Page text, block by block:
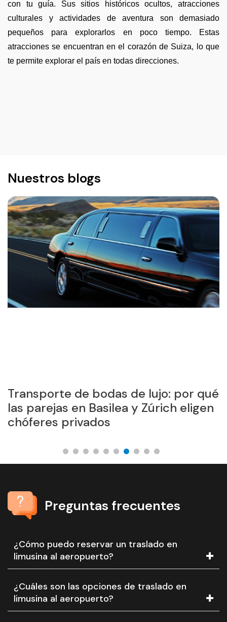
con tu guía. Sus sitios históricos ocultos, atracciones
culturales y actividades de aventura son demasiado
pequeños para explorarlos en poco tiempo. Estas
atracciones se encuentran en el corazón de Suiza, lo que
te permite explorar el país en todas direcciones.
Nuestros blogs
Transporte de bodas de lujo: por qué
las parejas en Basilea y Zúrich eligen
chóferes privados
Preguntas frecuentes
¿Cómo puedo reservar un traslado en
limusina al aeropuerto?
¿Cuáles son las opciones de traslado en
limusina al aeropuerto?